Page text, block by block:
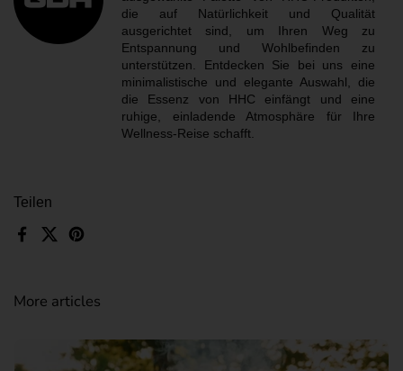
Teilen
Facebook
X (Twitter)
Pinterest
die auf Natürlichkeit und Qualität
ausgerichtet sind, um Ihren Weg zu
Entspannung und Wohlbefinden zu
unterstützen. Entdecken Sie bei uns eine
minimalistische und elegante Auswahl, die
die Essenz von HHC einfängt und eine
ruhige, einladende Atmosphäre für Ihre
Wellness-Reise schafft.
More articles